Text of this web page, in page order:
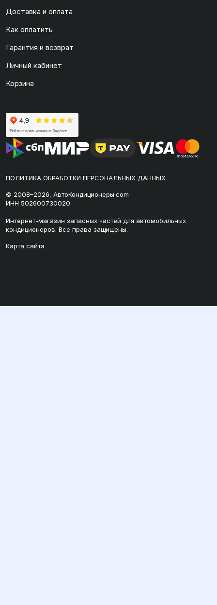
Доставка и оплата
Как оплатить
Гарантия и возврат
Личный кабинет
Корзина
ПОЛИТИКА ОБРАБОТКИ ПЕРСОНАЛЬНЫХ ДАННЫХ
© 2008–2026, АвтоКондиционеры.com
ИНН 502600730020
Интернет-магазин запасных частей для автомобильных
кондиционеров. Все права защищены.
Карта сайта